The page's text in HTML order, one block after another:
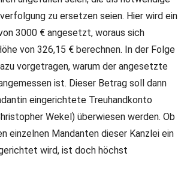
zu ersetzen seien. Hier wird ein
3000 € angesetzt, woraus sich
von 326,15 € berechnen. In der Folge
vorgetragen, warum der angesetzte
ist. Dieser Betrag soll dann
eingerichtete Treuhandkonto
Wekel) überwiesen werden. Ob
einzelnen Mandanten dieser Kanzlei ein
wird, ist doch höchst